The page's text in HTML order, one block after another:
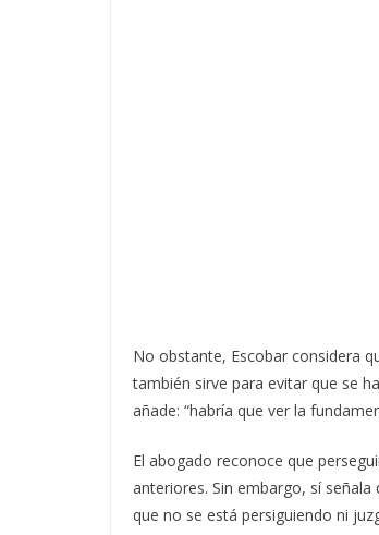
No obstante, Escobar considera
también sirve para evitar que se
añade: “habría que ver la
El abogado reconoce que
anteriores. Sin embargo, sí
que no se está persiguiendo ni